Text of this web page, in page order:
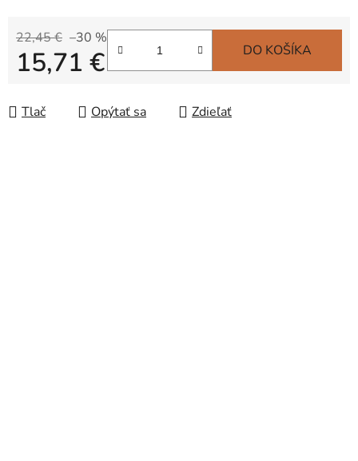
22,45 € –30 %
15,71 € DO KOŠÍKA
Tlač Opýtať sa Zdieľať